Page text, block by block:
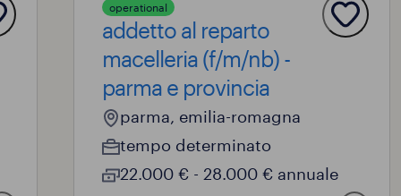
operational
addetto al reparto
macelleria (f/m/nb) -
parma e provincia
parma, emilia-romagna
tempo determinato
22.000 € - 28.000 € annuale